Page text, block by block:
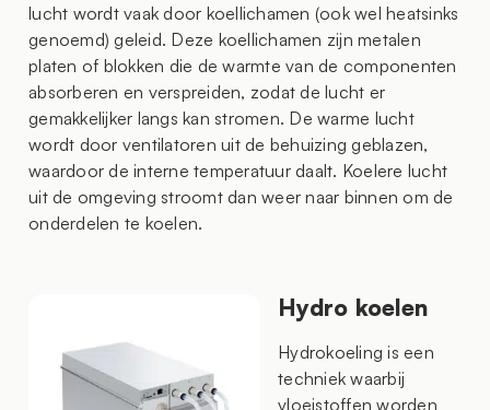
lucht wordt vaak door koellichamen (ook wel heatsinks
genoemd) geleid. Deze koellichamen zijn metalen
platen of blokken die de warmte van de componenten
absorberen en verspreiden, zodat de lucht er
gemakkelijker langs kan stromen. De warme lucht
wordt door ventilatoren uit de behuizing geblazen,
waardoor de interne temperatuur daalt. Koelere lucht
uit de omgeving stroomt dan weer naar binnen om de
onderdelen te koelen.
Hydro koelen
Hydrokoeling is een
techniek waarbij
vloeistoffen worden